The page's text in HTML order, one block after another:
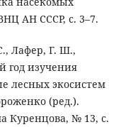
АН СССР, с. 3–7.
Лафер, Г. Ш.,
год изучения
лесных экосистем
(ред.).
Куренцова, № 13, с.